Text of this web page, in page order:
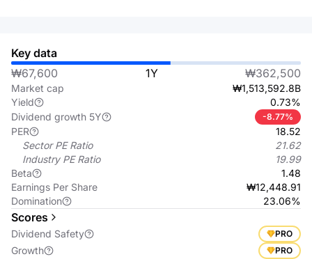
Key data
₩67,600
1Y ₩362,500
Market cap
₩1,513,592.8B
Yield
0.73%
Dividend growth 5Y
-8.77%
PER
18.52
Sector PE Ratio
21.62
Industry PE Ratio
19.99
Beta
1.48
Earnings Per Share
₩12,448.91
Domination
23.06%
Scores
Dividend Safety PRO
Growth PRO